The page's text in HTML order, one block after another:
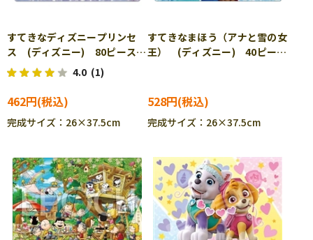
すてきなディズニープリンセ
ス (ディズニー) 80ピース
TEN-DC80-160 ［CP-IT］
4.0 (1)
462円
完成サイズ：26×37.5cm
すてきなまほう（アナと雪の女
王） (ディズニー) 40ピー
528円
完成サイズ：26×37.5cm